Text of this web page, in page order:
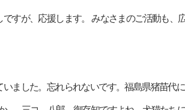
すが、応援します。 みなさまのご活動も、
ました。忘れられないです。福島県猪苗代